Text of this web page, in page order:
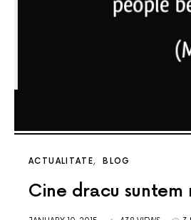
ACTUALITATE BLOG
Cine dracu suntem